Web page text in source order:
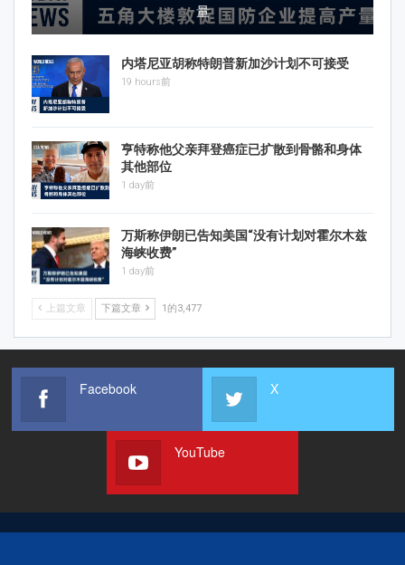
量
内塔尼亚胡称特朗普新加沙计划不可接受
19 hours前
亨特称他父亲拜登癌症已扩散到骨骼和身体
其他部位
1 day前
万斯称伊朗已告知美国“没有计划对霍尔木兹
海峡收费”
1 day前
上篇文章 下篇文章 1的3,477
Facebook X
YouTube